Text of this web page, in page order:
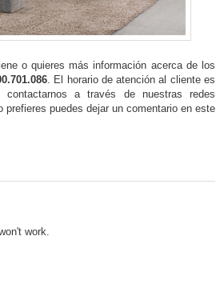
o quieres más información acerca de los
. El horario de atención al cliente es
a través de nuestras redes
prefieres puedes dejar un comentario en este
work.